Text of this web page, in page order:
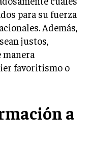
DE
para su fuerza
Además,
justos,
manera
favoritismo o
a